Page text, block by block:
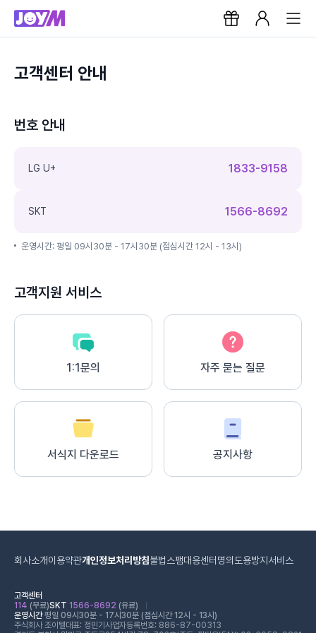
고객센터 안내
번호 안내
LG U+ 1833-9158
SKT 1566-8692
운영시간: 평일 09시30분 - 17시30분 (점심시간 12시 - 13시)
고객지원 서비스
1:1문의 자주 묻는 질문
서식지 다운로드 공지사항
회사소개이용약관개인정보처리방침불법스팸대응센터 명의도용방지서비스
고객센터
114 (무료)SKT 1566-8692 (유료)
운영시간평일 09시30분 - 17시30분 (점심시간 12시 - 13시)
주식회사 조이텔대표: 정민기 사업자등록번호: 886-87-00313